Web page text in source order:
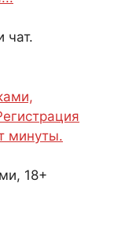
чат.
18+